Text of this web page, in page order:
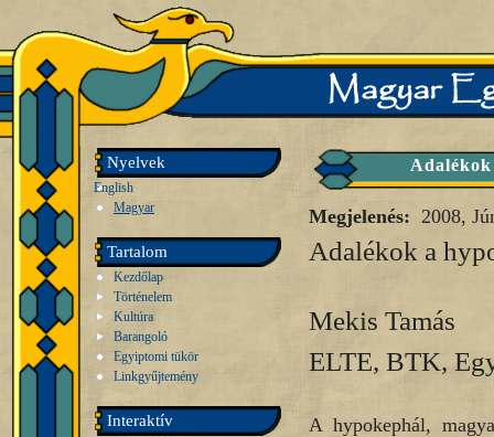
Nyelvek
English
Magyar
Tartalom
Kezdőlap
Történelem
Kultúra
Barangoló
Egyiptomi tükör
Linkgyűjtemény
Interaktív
Megjelenés: 2008,
Adalékok a
Mekis Tamás
ELTE, BTK,
A hypokephál,